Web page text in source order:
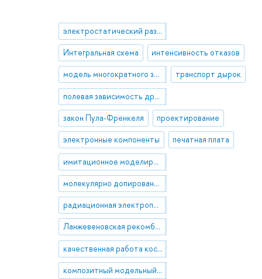
электростатический разряд
Интегральная схема интенсивность отказов
модель многократного захвата транспорт дырок
полевая зависимость дрейфовой подвижности
закон Пула-Френкеля проектирование
электронные компоненты печатная плата
имитационное моделирование
молекулярно допированные полимеры
радиационная электропроводность
Ланжевеновская рекомбинация
качественная работа космических аппаратов
композитный модельный диэлектрик